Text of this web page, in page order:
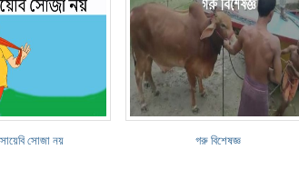
সোজা নয় গরু বিশেষজ্ঞ